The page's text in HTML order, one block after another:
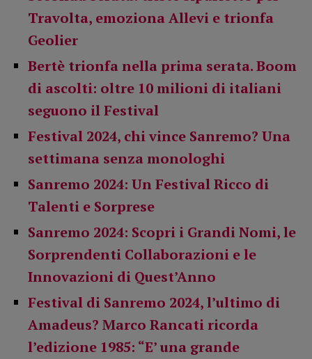
Travolta, emoziona Allevi e trionfa
Geolier
Bertè trionfa nella prima serata. Boom
di ascolti: oltre 10 milioni di italiani
seguono il Festival
Festival 2024, chi vince Sanremo? Una
settimana senza monologhi
Sanremo 2024: Un Festival Ricco di
Talenti e Sorprese
Sanremo 2024: Scopri i Grandi Nomi, le
Sorprendenti Collaborazioni e le
Innovazioni di Quest’Anno
Festival di Sanremo 2024, l’ultimo di
Amadeus? Marco Rancati ricorda
l’edizione 1985: “E’ una grande